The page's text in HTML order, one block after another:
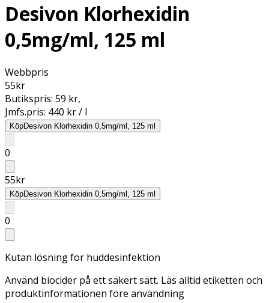
Desivon Klorhexidin
0,5mg/ml, 125 ml
Webbpris
55kr
Butikspris: 59 kr,
Jmfs.pris: 440 kr / l
KöpDesivon Klorhexidin 0,5mg/ml, 125 ml
0
55kr
KöpDesivon Klorhexidin 0,5mg/ml, 125 ml
0
Kutan lösning för huddesinfektion
Använd biocider på ett säkert sätt. Läs alltid etiketten och
produktinformationen före användning